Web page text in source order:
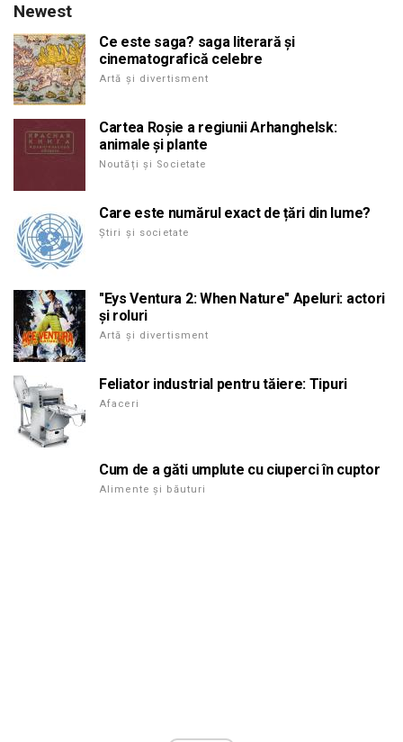
Newest
Ce este saga? saga literară și
cinematografică celebre
Artă și divertisment
Cartea Roșie a regiunii Arhanghelsk:
animale și plante
Noutăți și Societate
Care este numărul exact de țări din lume?
Știri și societate
"Eys Ventura 2: When Nature" Apeluri: actori
și roluri
Artă și divertisment
Feliator industrial pentru tăiere: Tipuri
Afaceri
Cum de a găti umplute cu ciuperci în cuptor
Alimente și băuturi